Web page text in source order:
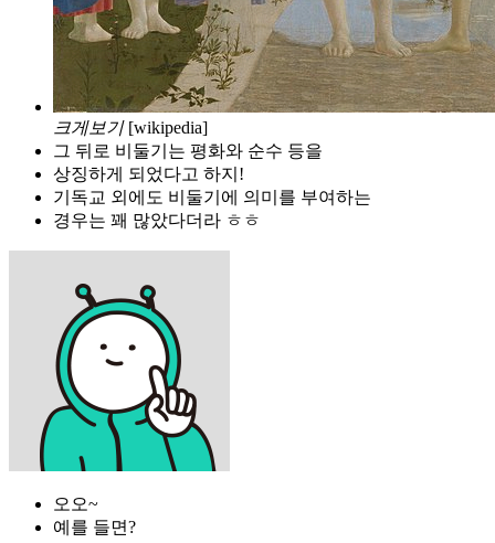
크게보기 [wikipedia]
그 뒤로 비둘기는 평화와 순수 등을
상징하게 되었다고 하지!
기독교 외에도 비둘기에 의미를 부여하는
경우는 꽤 많았다더라 ㅎㅎ
오오~
예를 들면?